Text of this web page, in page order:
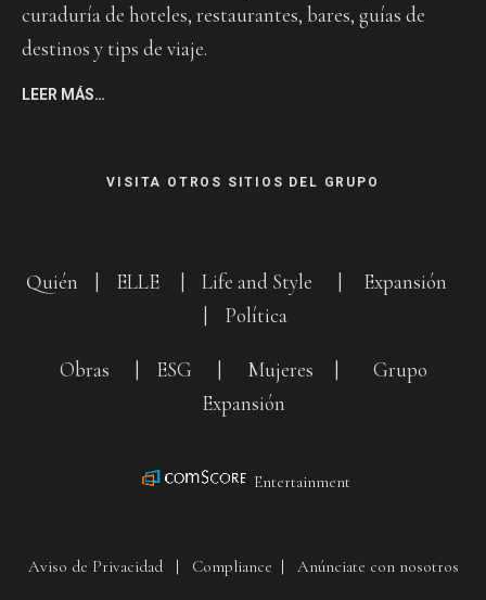
curaduría de hoteles, restaurantes, bares, guías de
destinos y tips de viaje.
LEER MÁS…
VISITA OTROS SITIOS DEL GRUPO
Quién | ELLE | Life and Style | Expansión
| Política
Obras | ESG | Mujeres | Grupo
Expansión
Entertainment
Aviso de Privacidad | Compliance | Anúnciate con nosotros